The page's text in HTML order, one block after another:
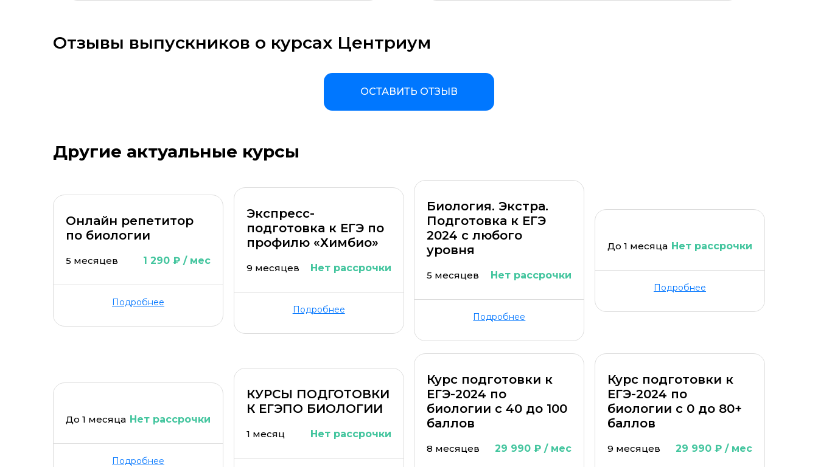
Отзывы выпускников о курсах Центриум
ОСТАВИТЬ ОТЗЫВ
Другие актуальные курсы
Онлайн репетитор
по биологии
5 месяцев 1 290 ₽ / мес
Подробнее
Экспресс-
подготовка к ЕГЭ по
профилю «Химбио»
9 месяцев Нет рассрочки
Подробнее
Биология. Экстра.
Подготовка к ЕГЭ
2024 с любого
уровня
5 месяцев Нет рассрочки
Подробнее
До 1 месяца Нет рассрочки
Подробнее
До 1 месяца Нет рассрочки
Подробнее
КУРСЫ ПОДГОТОВКИ
К ЕГЭПО БИОЛОГИИ
1 месяц Нет рассрочки
Курс подготовки к
ЕГЭ-2024 по
биологии с 40 до 100
баллов
8 месяцев 29 990 ₽ / мес
Курс подготовки к
ЕГЭ-2024 по
биологии с 0 до 80+
баллов
9 месяцев 29 990 ₽ / мес
ОСТАВИТЬ КОММЕНТАРИЙ
Стоимость * Подача материала *
ОСТАВИТЬ ОТЗЫВ